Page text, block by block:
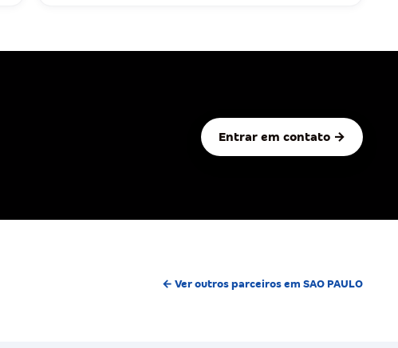
Entrar em contato →
← Ver outros parceiros em SAO PAULO